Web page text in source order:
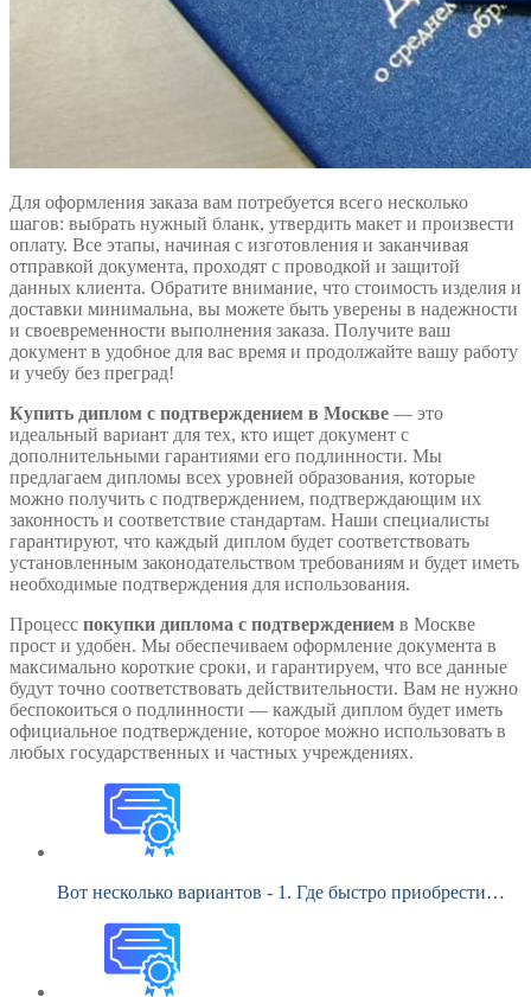
Для оформления заказа вам потребуется всего несколько
шагов: выбрать нужный бланк, утвердить макет и произвести
оплату. Все этапы, начиная с изготовления и заканчивая
отправкой документа, проходят с проводкой и защитой
данных клиента. Обратите внимание, что стоимость изделия и
доставки минимальна, вы можете быть уверены в надежности
и своевременности выполнения заказа. Получите ваш
документ в удобное для вас время и продолжайте вашу работу
и учебу без преград!
Купить диплом с подтверждением в Москве — это
идеальный вариант для тех, кто ищет документ с
дополнительными гарантиями его подлинности. Мы
предлагаем дипломы всех уровней образования, которые
можно получить с подтверждением, подтверждающим их
законность и соответствие стандартам. Наши специалисты
гарантируют, что каждый диплом будет соответствовать
установленным законодательством требованиям и будет иметь
необходимые подтверждения для использования.
Процесс покупки диплома с подтверждением в Москве
прост и удобен. Мы обеспечиваем оформление документа в
максимально короткие сроки, и гарантируем, что все данные
будут точно соответствовать действительности. Вам не нужно
беспокоиться о подлинности — каждый диплом будет иметь
официальное подтверждение, которое можно использовать в
любых государственных и частных учреждениях.
Вот несколько вариантов - 1. Где быстро приобрести…